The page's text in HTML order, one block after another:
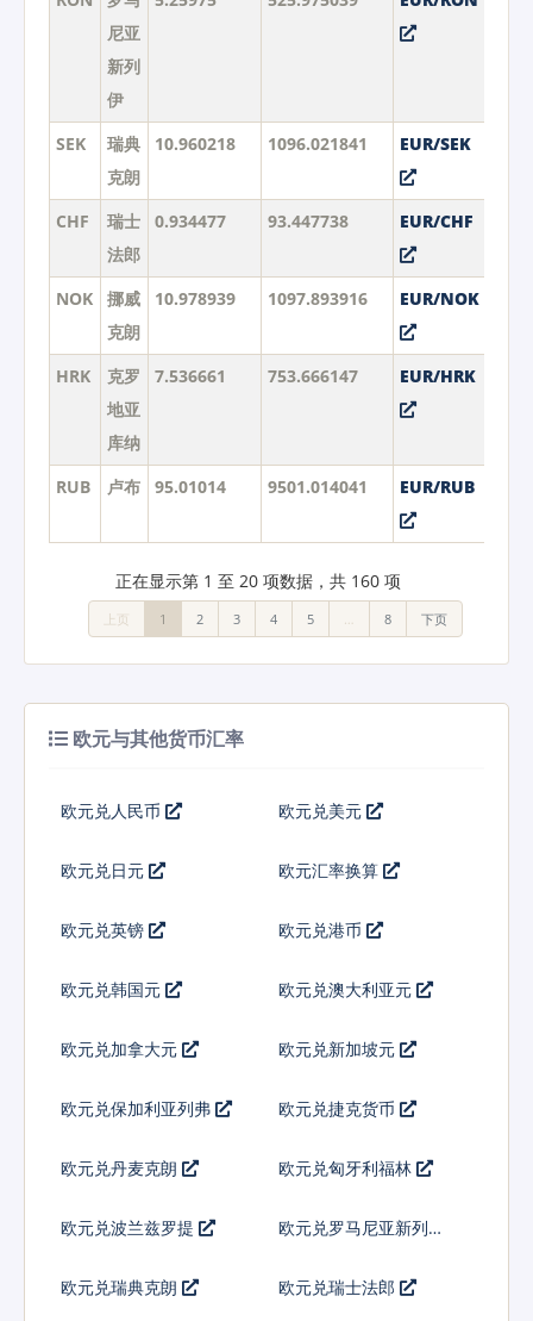
尼亚
新列
伊
SEK
瑞典
克朗
10.960218 1096.021841 EUR/SEK
CHF
瑞士
法郎
0.934477 93.447738 EUR/CHF
NOK
挪威
克朗
10.978939 1097.893916 EUR/NOK
HRK
克罗
地亚
库纳
7.536661 753.666147 EUR/HRK
RUB 卢布 95.01014 9501.014041 EUR/RUB
正在显示第 1 至 20 项数据，共 160 项
上页 1 2 3 4 5 … 8 下页
欧元与其他货币汇率
欧元兑人民币 欧元兑美元
欧元兑日元 欧元汇率换算
欧元兑英镑 欧元兑港币
欧元兑韩国元 欧元兑澳大利亚元
欧元兑加拿大元 欧元兑新加坡元
欧元兑保加利亚列弗 欧元兑捷克货币
欧元兑丹麦克朗 欧元兑匈牙利福林
欧元兑波兰兹罗提 欧元兑罗马尼亚新列伊
欧元兑瑞典克朗 欧元兑瑞士法郎